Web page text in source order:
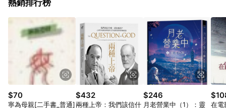
熱銷排行榜
$70
寧為母親[二手書_普通]
$432
兩種上帝：我們該信什
$246
月老營業中（1）：靈 在電